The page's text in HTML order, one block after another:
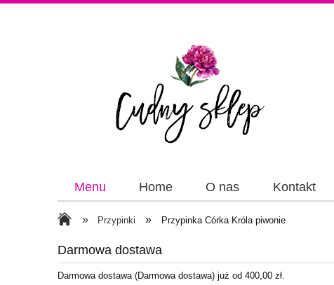
Menu Home O nas Kontakt
Papiery Wstążki
» Przypinki » Przypinka Córka Króla piwonie
Darmowa dostawa
Darmowa dostawa (Darmowa dostawa) już od 400,00 zł.